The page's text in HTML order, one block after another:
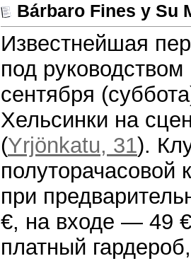
Bárbaro Fines y Su
Известнейшая
под
сентября
Хельсинки на
(Yrjönkatu, 31).
полуторачасовой
при
€, на входе — 49
платный